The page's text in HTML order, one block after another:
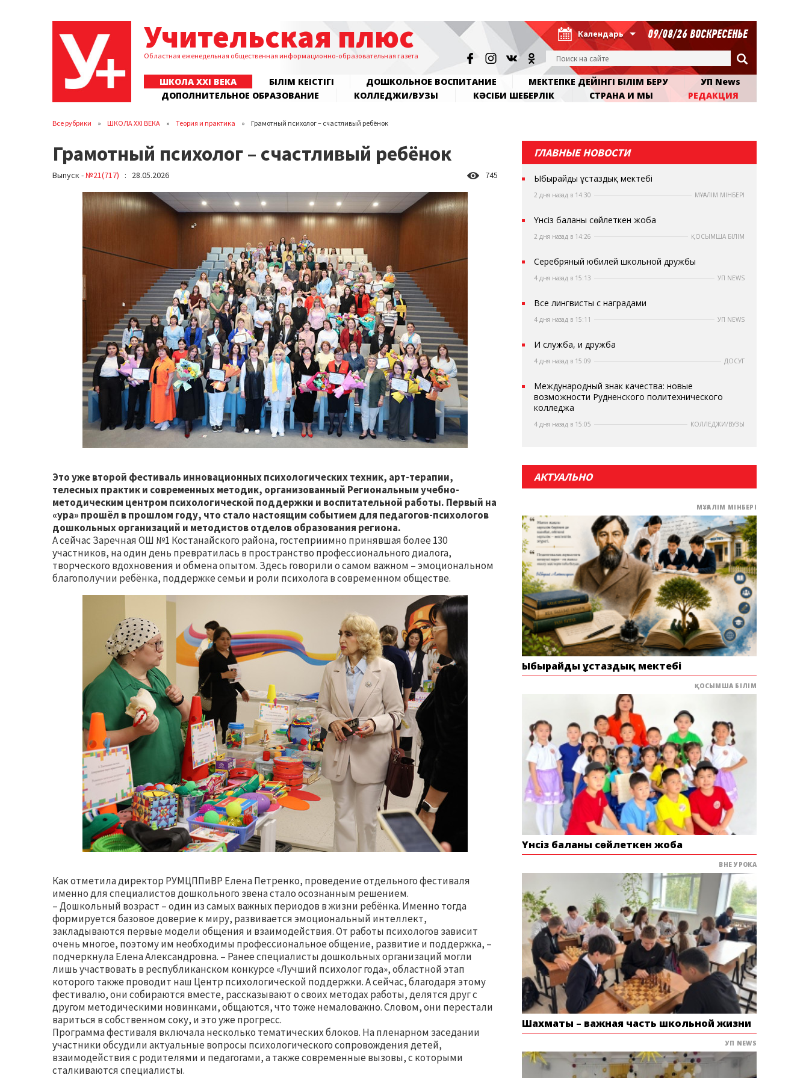
Учительская плюс
Областная еженедельная общественная информационно-образовательная газета
Календарь 09/08/26 ВОСКРЕСЕНЬЕ
ШКОЛА XXI ВЕКА БІЛІМ КЕҢІСТІГІ ДОШКОЛЬНОЕ ВОСПИТАНИЕ МЕКТЕПКЕ ДЕЙІНГІ БІЛІМ БЕРУ
УП News
ДОПОЛНИТЕЛЬНОЕ ОБРАЗОВАНИЕ
КОЛЛЕДЖИ/ВУЗЫ КӘСІБИ ШЕБЕРЛІК СТРАНА И МЫ РЕДАКЦИЯ
Все рубрики ШКОЛА XXI ВЕКА Теория и практика Грамотный психолог – счастливый ребёнок
Грамотный психолог – счастливый ребёнок
Выпуск -№21(717) : 28.05.2026 745
Это уже второй фестиваль инновационных психологических техник, арт-терапии,
телесных практик и современных методик, организованный Региональным учебно-
методическим центром психологической поддержки и воспитательной работы. Первый на
«ура» прошёл в прошлом году, что стало настоящим событием для педагогов-психологов
дошкольных организаций и методистов отделов образования региона.
А сейчас Заречная ОШ №1 Костанайского района, гостеприимно принявшая более 130
участников, на один день превратилась в пространство профессионального диалога,
творческого вдохновения и обмена опытом. Здесь говорили о самом важном – эмоциональном
благополучии ребёнка, поддержке семьи и роли психолога в современном обществе.
Как отметила директор РУМЦППиВР Елена Петренко, проведение отдельного фестиваля
именно для специалистов дошкольного звена стало осознанным решением.
– Дошкольный возраст – один из самых важных периодов в жизни ребёнка. Именно тогда
формируется базовое доверие к миру, развивается эмоциональный интеллект,
закладываются первые модели общения и взаимодействия. От работы психологов зависит
очень многое, поэтому им необходимы профессиональное общение, развитие и поддержка, –
подчеркнула Елена Александровна. – Ранее специалисты дошкольных организаций могли
лишь участвовать в республиканском конкурсе «Лучший психолог года», областной этап
которого также проводит наш Центр психологической поддержки. А сейчас, благодаря этому
фестивалю, они собираются вместе, рассказывают о своих методах работы, делятся друг с
другом методическими новинками, общаются, что тоже немаловажно. Словом, они перестали
вариться в собственном соку, и это уже прогресс.
Программа фестиваля включала несколько тематических блоков. На пленарном заседании
участники обсудили актуальные вопросы психологического сопровождения детей,
взаимодействия с родителями и педагогами, а также современные вызовы, с которыми
сталкиваются специалисты.
ГЛАВНЫЕ НОВОСТИ
Ыбырайдың ұстаздық мектебі
2 дня назад в 14:30 МҰҒАЛІМ МІНБЕРІ
Үнсіз баланы сөйлеткен жоба
2 дня назад в 14:26 ҚОСЫМША БІЛІМ
Серебряный юбилей школьной дружбы
4 дня назад в 15:13 УП NEWS
Все лингвисты с наградами
4 дня назад в 15:11 УП NEWS
И служба, и дружба
4 дня назад в 15:09 ДОСУГ
Международный знак качества: новые
возможности Рудненского политехнического
колледжа
4 дня назад в 15:05 КОЛЛЕДЖИ/ВУЗЫ
АКТУАЛЬНО
МҰҒАЛІМ МІНБЕРІ
Ыбырайдың ұстаздық мектебі
ҚОСЫМША БІЛІМ
Үнсіз баланы сөйлеткен жоба
ВНЕ УРОКА
Шахматы – важная часть школьной жизни
УП NEWS